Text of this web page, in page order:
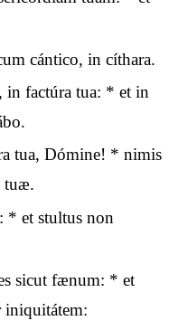
cántico, in cíthara.
in factúra tua: * et in
tua, Dómine! * nimis
tuæ.
* et stultus non
sicut fænum: * et
iniquitátem: